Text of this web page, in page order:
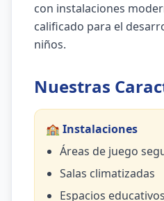
con instalaciones
calificado para el
niños.
Nuestras
🏫 Instalaciones
Áreas de juego
Salas climatizadas
Espacios educativos